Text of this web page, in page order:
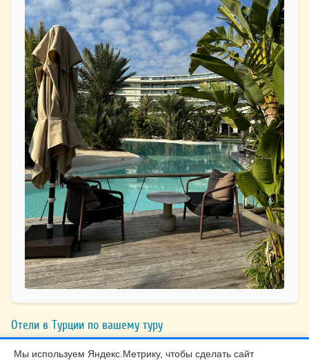
Отели в Турции по вашему туру
Мы используем Яндекс.Метрику, чтобы сделать сайт